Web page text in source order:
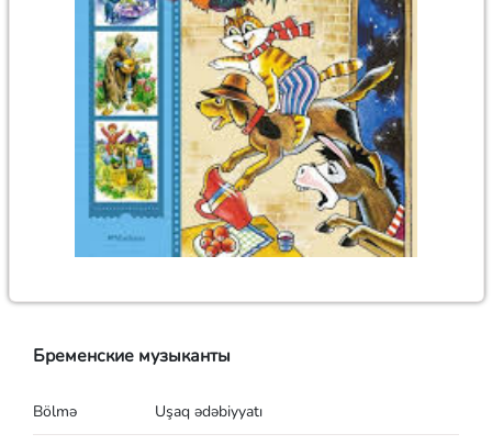
Бременские музыканты
Bölmə Uşaq ədəbiyyatı